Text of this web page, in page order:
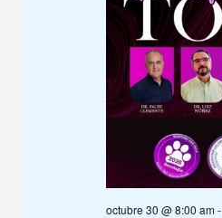
octubre 30 @ 8:00 am-